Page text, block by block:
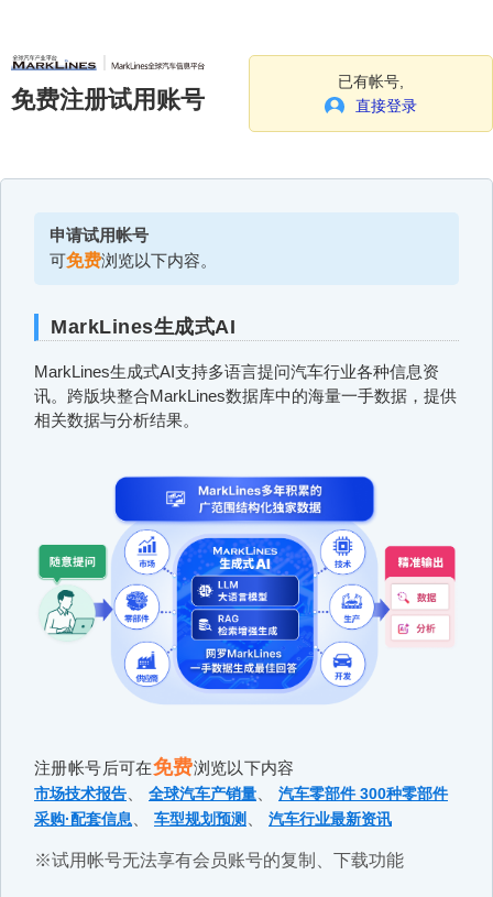
免费注册试用账号
已有帐号,
直接登录
申请试用帐号
可免费浏览以下内容。
MarkLines生成式AI
MarkLines生成式AI支持多语言提问汽车行业各种信息资
讯。跨版块整合MarkLines数据库中的海量一手数据，提供
相关数据与分析结果。
注册帐号后可在免费浏览以下内容
市场技术报告 全球汽车产销量
汽车零部件 300种零部件
采购·配套信息
车型规划预测 汽车行业最新资讯
※试用帐号无法享有会员账号的复制、下载功能